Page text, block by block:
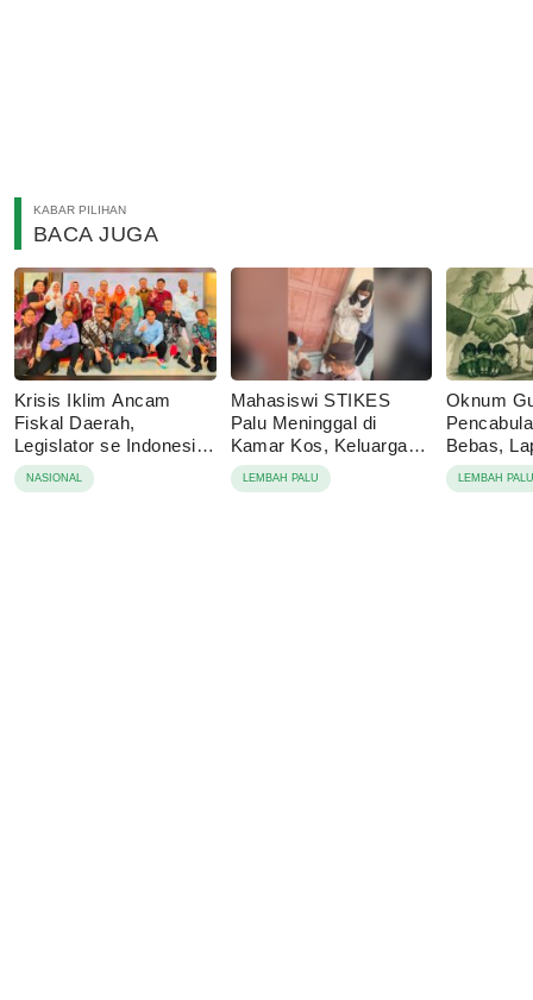
KABAR PILIHAN
BACA JUGA
Krisis Iklim Ancam
Fiskal Daerah,
Legislator se Indonesia
Dorong APBD Berbasis
Ketahanan Lingkungan
NASIONAL
Mahasiswi STIKES
Palu Meninggal di
Kamar Kos, Keluarga
Tolak Autopsi
LEMBAH PALU
Oknum
Bebas,
Berujung
LEMBAH PALU